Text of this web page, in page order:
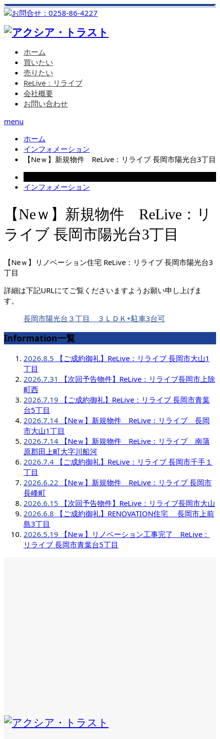
ホーム
買いたい
売りたい
ReLive：リライブ
会社概要
お問い合わせ
menu
ホーム
インフォメーション
【Neｗ】新規物件 ReLive：リライブ 長岡市陽光台3丁目
インフォメーション
【Neｗ】新規物件 ReLive：リ
ライブ 長岡市陽光台3丁目
【Neｗ】リノベーション住宅 ReLive：リライブ 長岡市陽光台3
丁目
詳細は下記URLにてご覧くださいますようお願い申し上げま
す。
長岡市陽光台３丁目 ３ＬＤＫ+駐車3台可
Information一覧
2026.8.5
【ご成約御礼】ReLive：リライブ 長岡市大山1
丁目
2026.7.31
【次回予告物件】ReLive：リライブ長岡市上除
町西
2026.7.19
【ご成約御礼】ReLive：リライブ 長岡市青葉
台5丁目
2026.7.14
【Neｗ】新規物件 ReLive：リライブ 長岡
市大山1丁目
2026.7.14
【Neｗ】新規物件 ReLive：リライブ 南蒲
原郡田上町大字川船河
2026.7.4
【ご成約御礼】ReLive：リライブ 長岡市千手１
丁目
2026.6.22
【Neｗ】新規物件 ReLive：リライブ 長岡市
長峰町
2026.6.15
【次回予告物件】ReLive：リライブ長岡市大山
2026.6.8
【ご成約御礼】RENOVATION住宅 長岡市上前
島3丁目
2026.5.19
【Neｗ】リノベーション工事完了 ReLive：
リライブ 長岡市青葉台5丁目